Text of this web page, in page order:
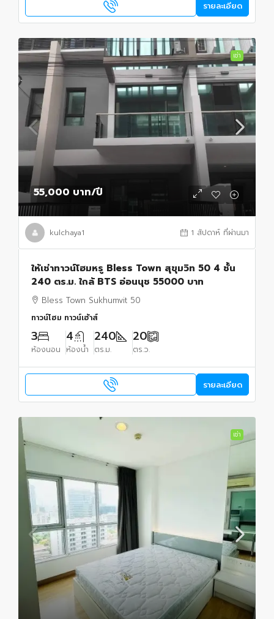
รายละเอียด
เช่า
55,000 บาท/ปี
kulchaya1 1 สัปดาห์ ที่ผ่านมา
ให้เช่าทาวน์โฮมหรู Bless Town สุขุมวิท 50 4 ชั้น
240 ตร.ม. ใกล้ BTS อ่อนนุช 55000 บาท
Bless Town Sukhumvit 50
ทาวน์โฮม ทาวน์เฮ้าส์
3
ห้องนอน
4
ห้องน้ำ
240
ตร.ม.
20
ตร.ว.
รายละเอียด
เช่า